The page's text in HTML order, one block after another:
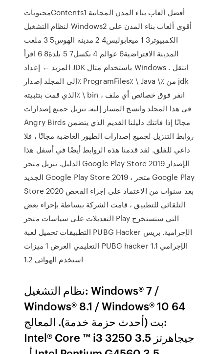
محتوياتContents1 أفضل ألعاب بناء المدن المجانية
لنظام التشغيل Windows2 أقوى ألعاب بناء المدن على
الكمبيوتر3 1 ميغابوليس4 2 مدينة الهوس5 3 ملعب
المدينة الافتراضية6 عوالم 4 بكسل7 5 بلدة8 6 اقرأ
المزيد ← إعداد JDK باستخدام مثال Windows . انتقل
إلى المجلد إصدار٪ ProgramFiles٪ \ Java \٪ من jdk
الذي قمت بتثبيته٪ \ bin ، انقر فوق خصائص أي ملف
في هذا المجلد وانسخ المسار إليه. تنزيل جميع إصدارات
Angry Birds مجانًا إذا فاتتك دليلنا القديم الذي يتضمن
روابط التنزيل لجميع إصدارات الطيور الغاضبة مجانًا ، فلا
داعي للقلق. لقد قدمنا هذه الروابط أيضًا في أسفل هذا
الدليل. تنزيل متجر Google Play Store 2019 الإصدار
الجديد Google Play Store 2019 ، متجر Google Play
Store 2020 بعد سنوات من الاعتماد على إجراء الفحص
التلقائي للتطبيق ، قامت الشركة ببساطة بإجراء بعض
التعديلات على سياسات متجر Play التي ستستخرج
التطبيقات تحميل لعبة PUBG Hacker الإجرامية. بريس
التعليمي العرض 1 ميزات PUBG hacker الإجرامي 1.1
استخدم الهوائي 1.2
نظام التشغيل: Windows® 7 /
Windows® 8.1 / Windows® 10 64
بت (أحدث حزمة خدمة). المعالج:
Intel® Core ™ i3 3250 3.5 جيجاهرتز